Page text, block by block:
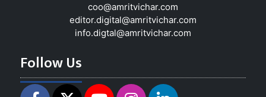
coo@amritvichar.com
editor.digital@amritvichar.com
info.digtal@amritvichar.com
Follow Us